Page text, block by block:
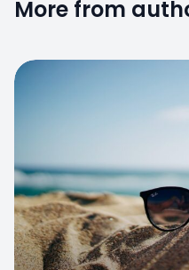
More from